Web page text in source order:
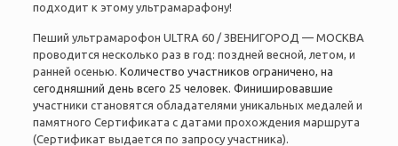
подходит к этому ультрамарафону!
Пеший ультрамарофон ULTRA 60 / ЗВЕНИГОРОД — МОСКВА
проводится несколько раз в год: поздней весной, летом, и
ранней осенью. Количество участников ограничено, на
сегодняшний день всего 25 человек. Финишировавшие
участники становятся обладателями уникальных медалей и
памятного Сертификата с датами прохождения маршрута
(Сертификат выдается по запросу участника).